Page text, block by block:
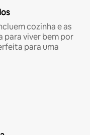
cozinha e as
para viver bem por
para uma